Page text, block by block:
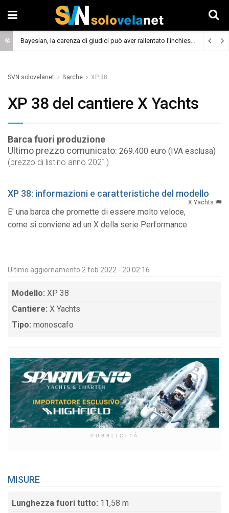
Bayesian, la carenza di giudici può aver rallentato l’inchiesta (Cronaca)
SVN solovelanet Barche XP 38
XP 38 del cantiere X Yachts
Barca fuori produzione
Ultimo prezzo comunicato: 269.400 euro (IVA esclusa)
(prezzo di listino anno 2021)
XP 38: informazioni e caratteristiche del modello
X Yachts
E' una barca che promette di essere molto veloce,
come si conviene ad un X della serie Performance
Ultimo aggiornamento 2 feb 2022 - 20:02:16
Modello: XP 38
Cantiere: X Yachts
Tipo: monoscafo
PUBBLICITÀ
MISURE
Lunghezza fuori tutto: 11,58 m